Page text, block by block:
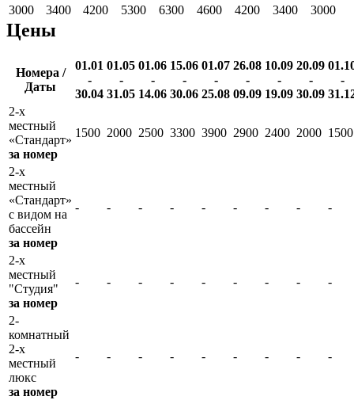
3000
3400 4200 5300 6300 4600 4200 3400 3000
Цены
Номера /
Даты
01.01
-
30.04
01.05
-
31.05
01.06
-
14.06
15.06
-
30.06
01.07
-
25.08
26.08
-
09.09
10.09
-
19.09
20.09
-
30.09
-
2-х
местный
«Стандарт»
за номер
1500 2000 2500 3300 3900 2900 2400 2000 1500
2-х
местный
«Стандарт»
с видом на
бассейн
за номер
- - - - - - - - -
2-х
местный
"Студия"
за номер
- - - - - - - - -
2-
комнатный
2-х
местный
люкс
за номер
- - - - - - - - -